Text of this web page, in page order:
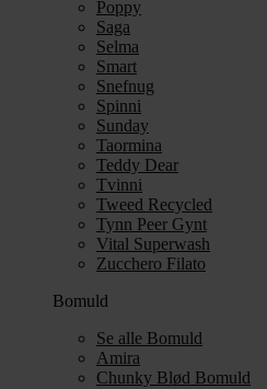
Poppy
Saga
Selma
Smart
Snefnug
Spinni
Sunday
Taormina
Teddy Dear
Tvinni
Tweed Recycled
Tynn Peer Gynt
Vital Superwash
Zucchero Filato
Bomuld
Se alle Bomuld
Amira
Chunky Blød Bomuld